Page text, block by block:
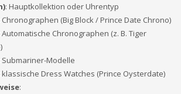
: Hauptkollektion oder Uhrentyp
Chronographen (Big Block / Prince Date Chrono)
Automatische Chronographen (z. B. Tiger
Submariner-Modelle
klassische Dress Watches (Prince Oysterdate)
: